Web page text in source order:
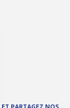
bandeau des